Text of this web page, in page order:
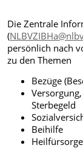
Die Zentrale
(
persönlich nach
zu den Themen
Bezüge
Sterbegeld
Beihilfe
Heilfürsorge